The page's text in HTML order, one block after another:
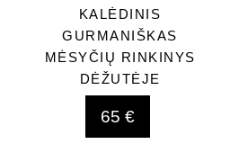
KALĖDINIS
GURMANIŠKAS
MĖSYČIŲ RINKINYS
DĖŽUTĖJE
65 €